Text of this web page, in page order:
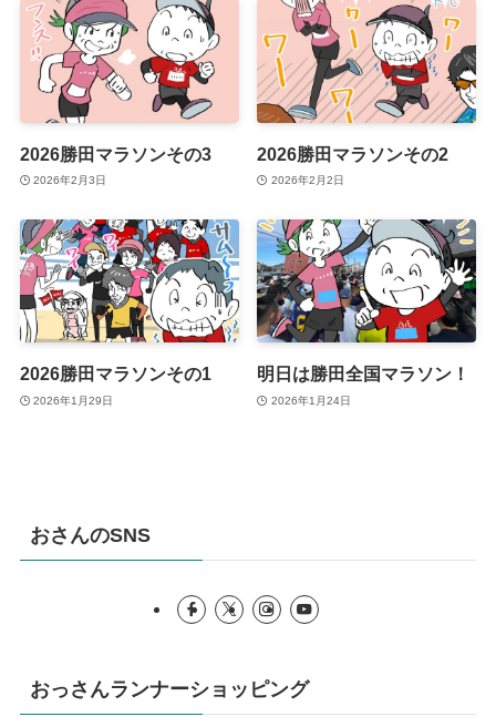
2026勝田マラソンその3
2026年2月3日
2026勝田マラソンその2
2026年2月2日
2026勝田マラソンその1
2026年1月29日
明日は勝田全国マラソン！
2026年1月24日
おさんのSNS
おっさんランナーショッピング